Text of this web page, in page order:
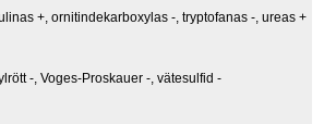
+, ornitindekarboxylas -, tryptofanas -, ureas +
-, Voges-Proskauer -, vätesulfid -